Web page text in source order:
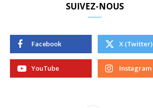
SUIVEZ-NOUS
Facebook X (Twitter)
YouTube Instagram